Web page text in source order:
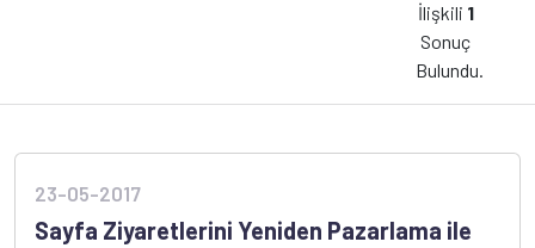
İlişkili 1
Sonuç
Bulundu.
23-05-2017
Sayfa Ziyaretlerini Yeniden Pazarlama ile